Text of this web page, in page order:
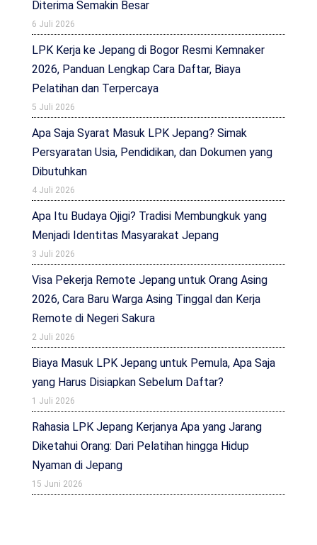
Diterima Semakin Besar
6 Juli 2026
LPK Kerja ke Jepang di Bogor Resmi Kemnaker
2026, Panduan Lengkap Cara Daftar, Biaya
Pelatihan dan Terpercaya
5 Juli 2026
Apa Saja Syarat Masuk LPK Jepang? Simak
Persyaratan Usia, Pendidikan, dan Dokumen yang
Dibutuhkan
4 Juli 2026
Apa Itu Budaya Ojigi? Tradisi Membungkuk yang
Menjadi Identitas Masyarakat Jepang
3 Juli 2026
Visa Pekerja Remote Jepang untuk Orang Asing
2026, Cara Baru Warga Asing Tinggal dan Kerja
Remote di Negeri Sakura
2 Juli 2026
Biaya Masuk LPK Jepang untuk Pemula, Apa Saja
yang Harus Disiapkan Sebelum Daftar?
1 Juli 2026
Rahasia LPK Jepang Kerjanya Apa yang Jarang
Diketahui Orang: Dari Pelatihan hingga Hidup
Nyaman di Jepang
15 Juni 2026